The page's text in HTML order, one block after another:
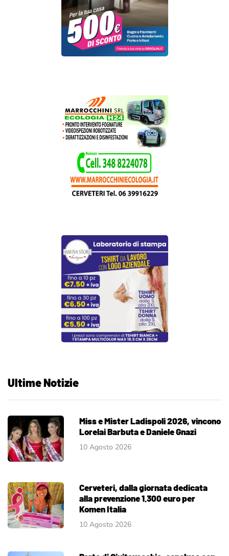
Ultime Notizie
Miss e Mister Ladispoli 2026, vincono
Lorelai Barbuta e Daniele Gnazi
10 Agosto 2026
Cerveteri, dalla giornata dedicata
alla prevenzione 1.300 euro per
Komen Italia
10 Agosto 2026